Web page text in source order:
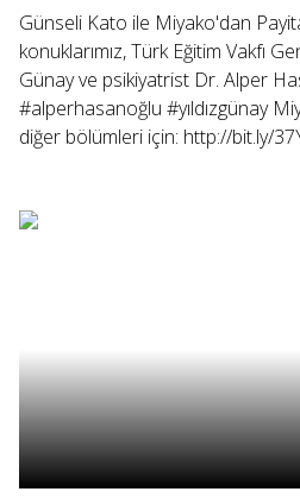
Günseli Kato ile Miyako'dan
konuklarımız, Türk Eğitim Vakfı
Günay ve psikiyatrist Dr. Alper
#alperhasanoğlu #yıldızgünay
diğer bölümleri için: http://bit.ly/